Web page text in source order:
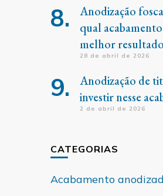
Anodização
qual
melhor
28 de abril de 2026
Anodização de
investir nesse
2 de abril de 2026
CATEGORIAS
Acabamento